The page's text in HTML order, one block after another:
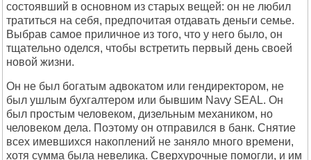
состоявший в основном из старых вещей: он не любил
тратиться на себя, предпочитая отдавать деньги семье.
Выбрав самое приличное из того, что у него было, он
тщательно оделся, чтобы встретить первый день своей
новой жизни.
Он не был богатым адвокатом или гендиректором, не
был ушлым бухгалтером или бывшим Navy SEAL. Он
был простым человеком, дизельным механиком, но
человеком дела. Поэтому он отправился в банк. Снятие
всех имевшихся накоплений не заняло много времени,
хотя сумма была невелика. Сверхурочные помогли, и им